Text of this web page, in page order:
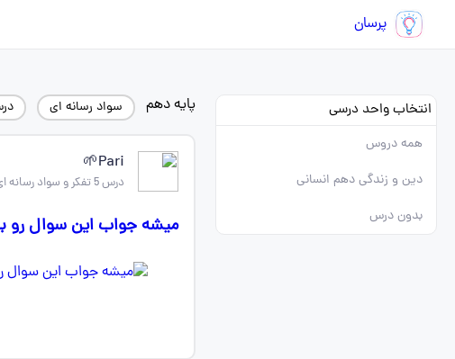
پرسان
انتخاب واحد درسی
همه دروس
دین و زندگی دهم انسانی
بدون درس
پایه دهم سواد رسانه ای درس 5
Pari🌱
درس 5 تفکر و سواد رسانه ای
میشه جواب این سوال رو